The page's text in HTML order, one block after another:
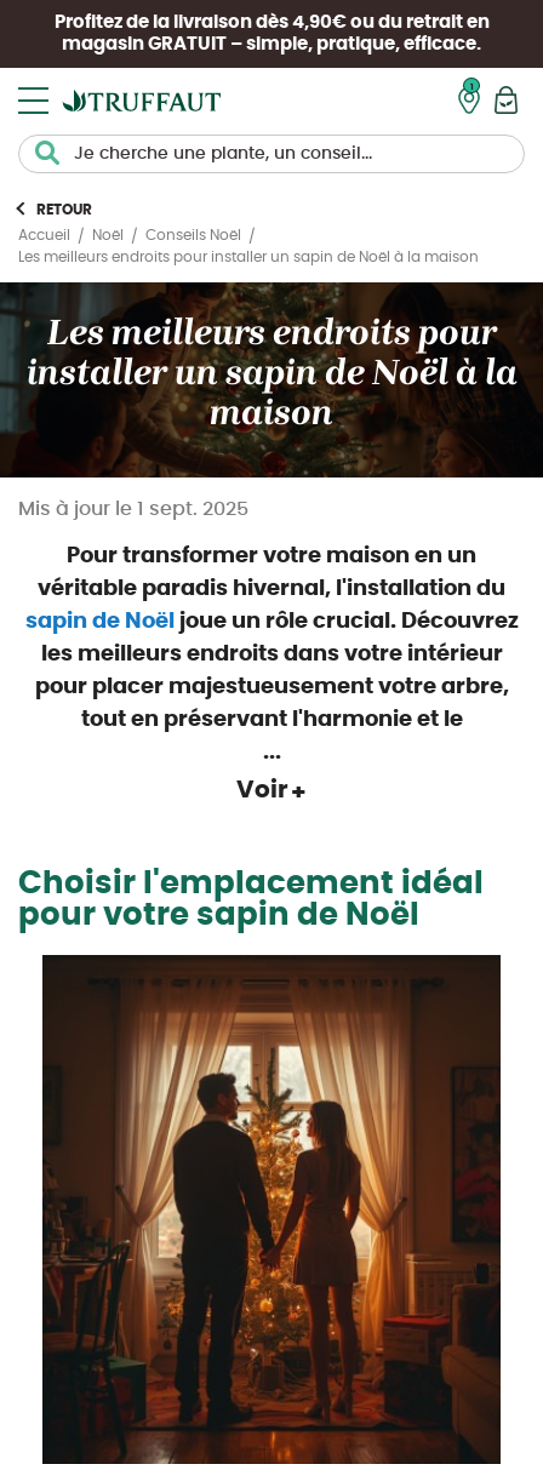
Profitez de la livraison dès 4,90€ ou du retrait en
magasin GRATUIT – simple, pratique, efficace.
RETOUR
Accueil
Noël
Conseils Noël
Les meilleurs endroits pour installer un sapin de Noël à la maison
Les meilleurs endroits pour
installer un sapin de Noël à la
maison
Mis à jour le 1 sept. 2025
Pour transformer votre maison en un
véritable paradis hivernal, l'installation du
sapin de Noël joue un rôle crucial. Découvrez
les meilleurs endroits dans votre intérieur
pour placer majestueusement votre arbre,
tout en préservant l'harmonie et le
...
Voir
Choisir l'emplacement idéal
pour votre sapin de Noël